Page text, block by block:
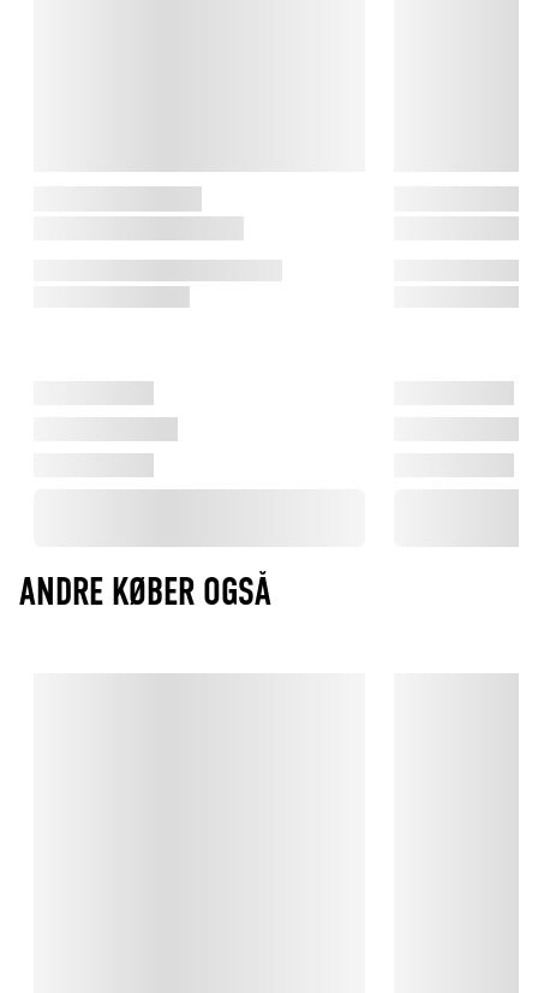
ANDRE KØBER OGSÅ